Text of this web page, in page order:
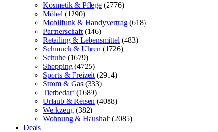
Kosmetik & Pflege (2776)
Möbel (1290)
Mobilfunk & Handyvertrag (618)
Partnerschaft (146)
Retailing & Lebensmittel (483)
Schmuck & Uhren (1726)
Schuhe (1679)
Shopping (4725)
Sports & Freizeit (2914)
Strom & Gas (333)
Tierbedarf (1689)
Urlaub & Reisen (4088)
Werkzeug (382)
Wohnung & Haushalt (2085)
Deals